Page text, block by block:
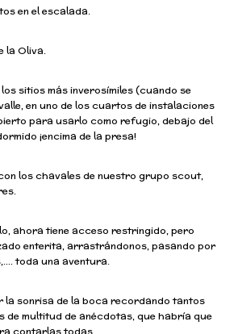
en el escalada.
la Oliva.
sitios más inverosímiles (cuando se
en uno de los cuartos de instalaciones
para usarlo como refugio, debajo del
¡encima de la presa!
los chavales de nuestro grupo scout,
ahora tiene acceso restringido, pero
enterita, arrastrándonos, pasando por
toda una aventura.
la sonrisa de la boca recordando tantos
de multitud de anécdotas, que habría que